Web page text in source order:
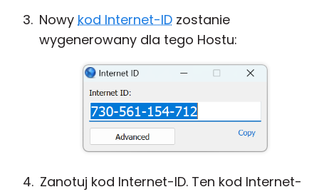
Nowy kod Internet-ID zostanie
wygenerowany dla tego Hostu:
Zanotuj kod Internet-ID. Ten kod Internet-